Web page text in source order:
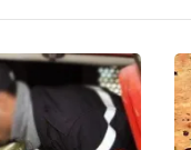
ا
ل
ع